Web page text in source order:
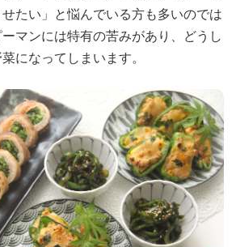
たい」と悩んでいる方も多いのでは
マンには特有の苦みがあり、どうし
になってしまいます。